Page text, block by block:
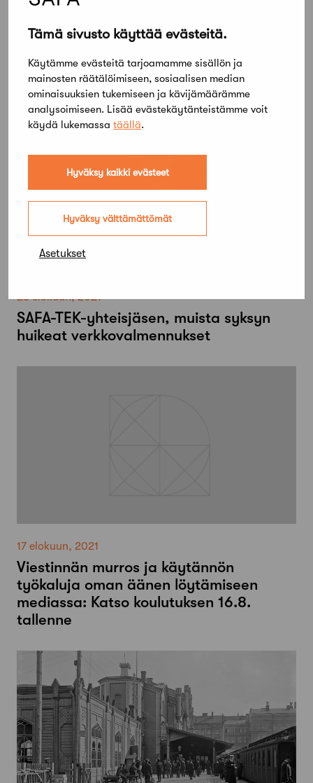
Tämä sivusto käyttää evästeitä.
Käytämme evästeitä tarjoamamme sisällön ja
mainosten räätälöimiseen, sosiaalisen median
ominaisuuksien tukemiseen ja kävijämäärämme
analysoimiseen. Lisää evästekäytänteistämme voit
käydä lukemassa täällä.
Hyväksy kaikki evästeet
Hyväksy välttämättömät
Asetukset
Eija Salmelle Akavan hopeinen
ansiomerkki
23 elokuun, 2021
SAFA-TEK-yhteisjäsen, muista syksyn
huikeat verkkovalmennukset
17 elokuun, 2021
Viestinnän murros ja käytännön
työkaluja oman äänen löytämiseen
mediassa: Katso koulutuksen 16.8.
tallenne